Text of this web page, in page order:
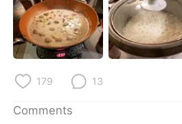
Русский ไทย
Indonesia Italiano
Türkçe
Português
179 13
Comments